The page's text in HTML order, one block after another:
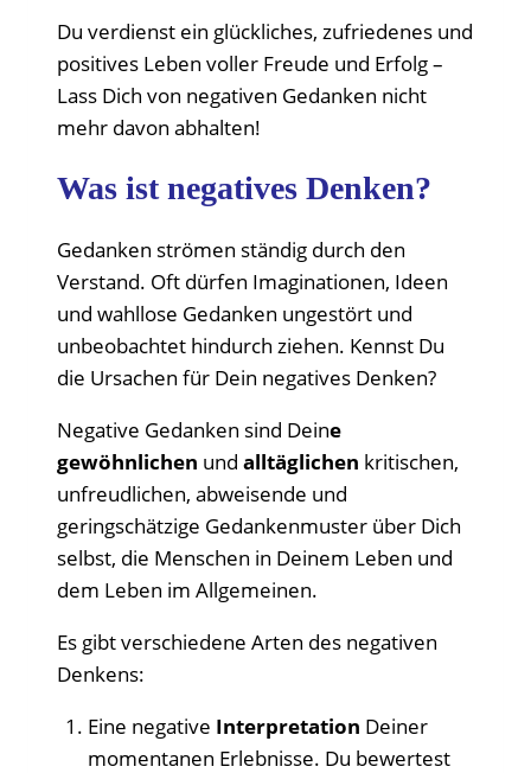
Du verdienst ein glückliches, zufriedenes und
positives Leben voller Freude und Erfolg –
Lass Dich von negativen Gedanken nicht
mehr davon abhalten!
Was ist negatives Denken?
Gedanken strömen ständig durch den
Verstand. Oft dürfen Imaginationen, Ideen
und wahllose Gedanken ungestört und
unbeobachtet hindurch ziehen. Kennst Du
die Ursachen für Dein negatives Denken?
Negative Gedanken sind Deine
gewöhnlichen und alltäglichen kritischen,
unfreudlichen, abweisende und
geringschätzige Gedankenmuster über Dich
selbst, die Menschen in Deinem Leben und
dem Leben im Allgemeinen.
Es gibt verschiedene Arten des negativen
Denkens:
Eine negative Interpretation Deiner
momentanen Erlebnisse. Du bewertest